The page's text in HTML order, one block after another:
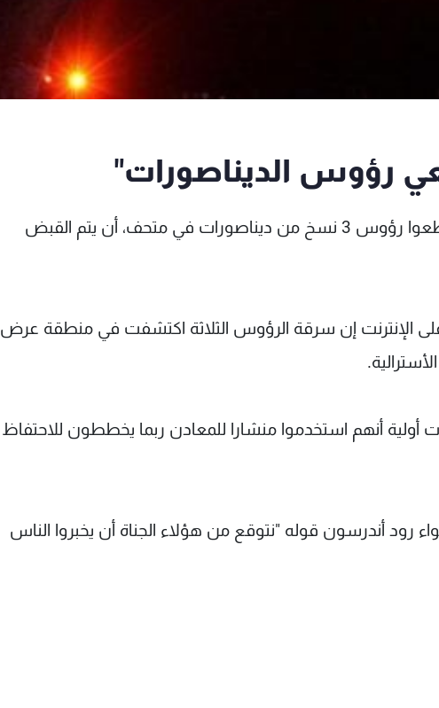
رؤوس الديناصورات"
قالت الشرطة الأسترالية إنها تتوقع من أفراد قطعوا رؤوس 3 نسخ من ديناصورات في متحف، أن يتم القبض
الإنترنت إن سرقة الرؤوس الثلاثة اكتشفت في منطقة عرض
أنهم استخدموا منشارا للمعادن ربما يخططون للاحتفاظ
رود أندرسون قوله "نتوقع من هؤلاء الجناة أن يخبروا الناس